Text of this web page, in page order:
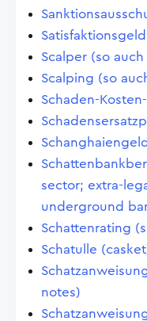
Scalper (so
Scalping (so
Schaden-
sector; extra-
underground
Schattenrating
Schatulle
notes)